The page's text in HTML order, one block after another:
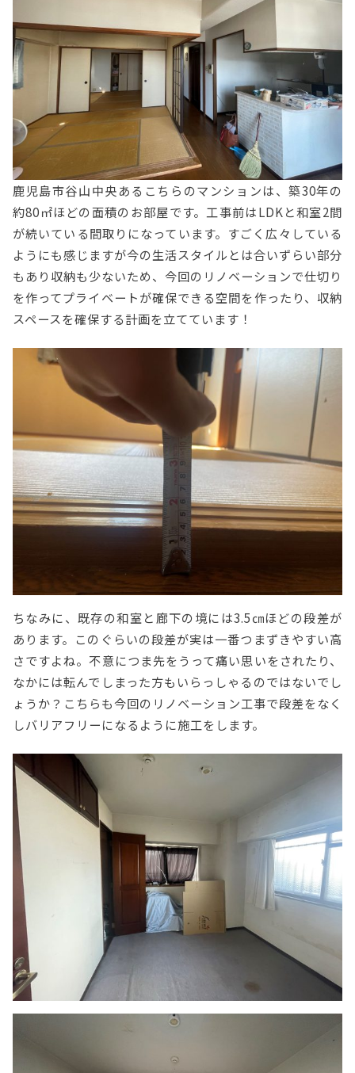
鹿児島市谷山中央あるこちらのマンションは、築30年の
約80㎡ほどの面積のお部屋です。工事前はLDKと和室2間
が続いている間取りになっています。すごく広々している
ようにも感じますが今の生活スタイルとは合いずらい部分
もあり収納も少ないため、今回のリノベーションで仕切り
を作ってプライベートが確保できる空間を作ったり、収納
スペースを確保する計画を立てています！
ちなみに、既存の和室と廊下の境には3.5㎝ほどの段差が
あります。このぐらいの段差が実は一番つまずきやすい高
さですよね。不意につま先をうって痛い思いをされたり、
なかには転んでしまった方もいらっしゃるのではないでし
ょうか？こちらも今回のリノベーション工事で段差をなく
しバリアフリーになるように施工をします。